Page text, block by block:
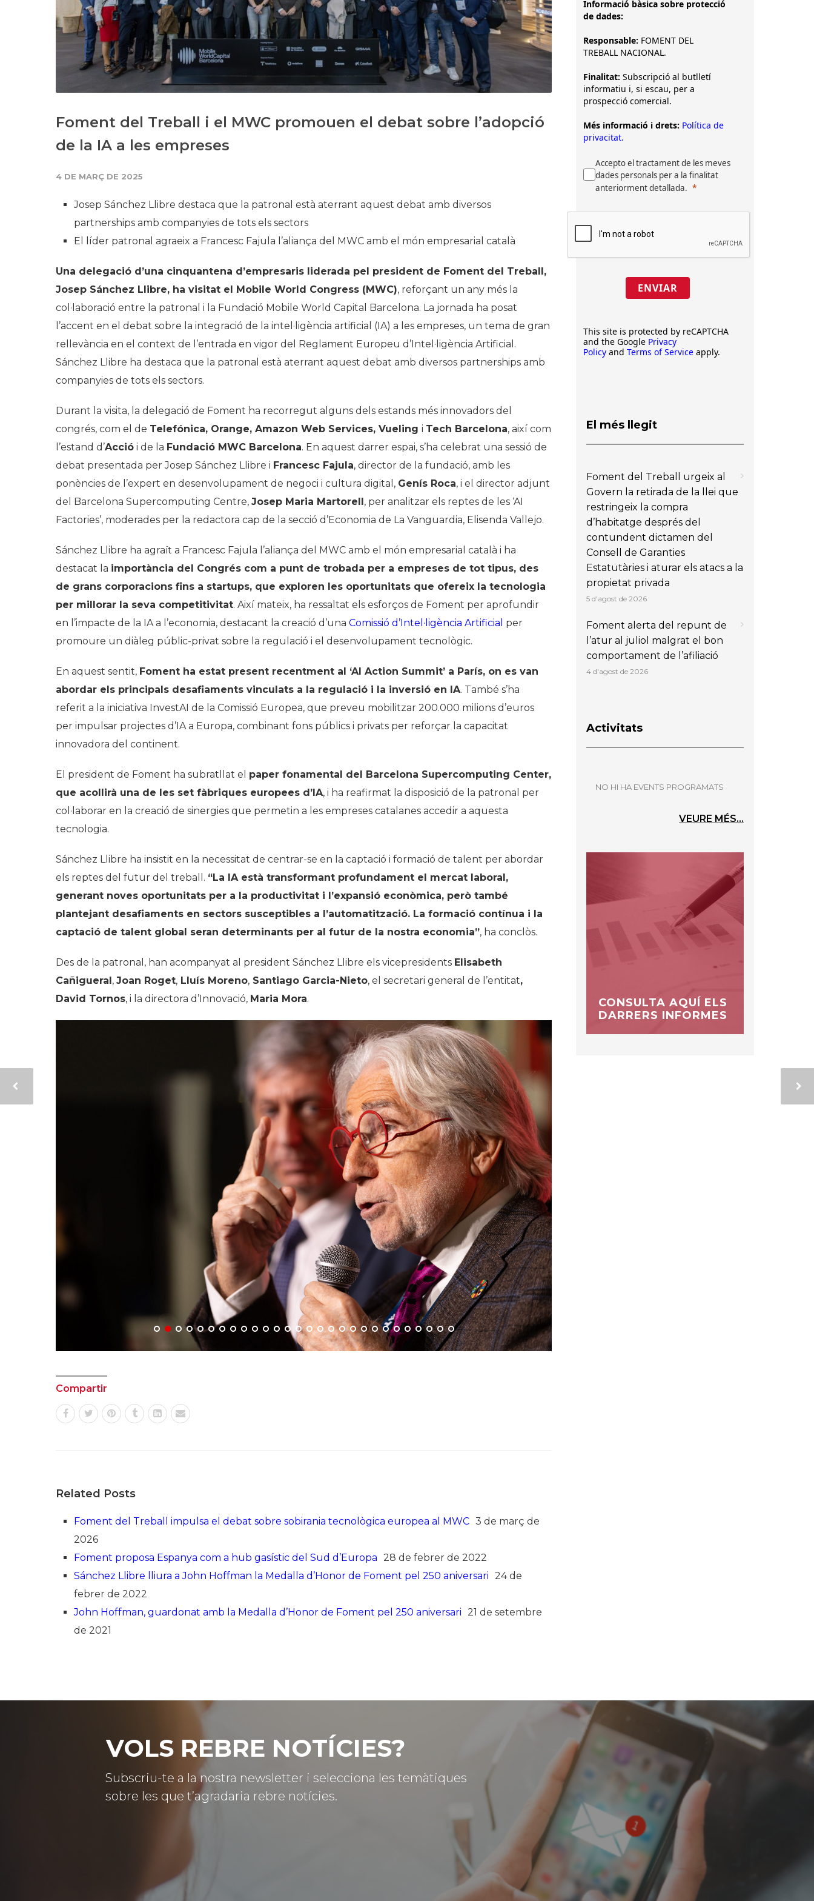
Història
Galeria de Presidents
Biblioteca Arxiu
Seu Social
Foment del Treball i el MWC promouen el debat sobre l’adopció
de la IA a les empreses
4 DE MARÇ DE 2025
Josep Sánchez Llibre destaca que la patronal està aterrant aquest debat amb diversos
partnerships amb companyies de tots els sectors
El líder patronal agraeix a Francesc Fajula l’aliança del MWC amb el món empresarial català
Una delegació d’una cinquantena d’empresaris liderada pel president de Foment del Treball,
Josep Sánchez Llibre, ha visitat el Mobile World Congress (MWC), reforçant un any més la
col·laboració entre la patronal i la Fundació Mobile World Capital Barcelona. La jornada ha posat
l’accent en el debat sobre la integració de la intel·ligència artificial (IA) a les empreses, un tema de gran
rellevància en el context de l’entrada en vigor del Reglament Europeu d’Intel·ligència Artificial.
Sánchez Llibre ha destaca que la patronal està aterrant aquest debat amb diversos partnerships amb
companyies de tots els sectors.
Durant la visita, la delegació de Foment ha recorregut alguns dels estands més innovadors del
congrés, com el de Telefónica, Orange, Amazon Web Services, Vueling i Tech Barcelona, així com
l’estand d’Acció i de la Fundació MWC Barcelona. En aquest darrer espai, s’ha celebrat una sessió de
debat presentada per Josep Sánchez Llibre i Francesc Fajula, director de la fundació, amb les
ponències de l’expert en desenvolupament de negoci i cultura digital, Genís Roca, i el director adjunt
del Barcelona Supercomputing Centre, Josep Maria Martorell, per analitzar els reptes de les ‘AI
Factories’, moderades per la redactora cap de la secció d’Economia de La Vanguardia, Elisenda Vallejo.
Sánchez Llibre ha agraït a Francesc Fajula l’aliança del MWC amb el món empresarial català i ha
destacat la importància del Congrés com a punt de trobada per a empreses de tot tipus, des
de grans corporacions fins a startups, que exploren les oportunitats que ofereix la tecnologia
per millorar la seva competitivitat. Així mateix, ha ressaltat els esforços de Foment per aprofundir
en l’impacte de la IA a l’economia, destacant la creació d’una Comissió d’Intel·ligència Artificial per
promoure un diàleg públic-privat sobre la regulació i el desenvolupament tecnològic.
En aquest sentit, Foment ha estat present recentment al ‘AI Action Summit’ a París, on es van
abordar els principals desafiaments vinculats a la regulació i la inversió en IA. També s’ha
referit a la iniciativa InvestAI de la Comissió Europea, que preveu mobilitzar 200.000 milions d’euros
per impulsar projectes d’IA a Europa, combinant fons públics i privats per reforçar la capacitat
innovadora del continent.
El president de Foment ha subratllat el paper fonamental del Barcelona Supercomputing Center,
que acollirà una de les set fàbriques europees d’IA, i ha reafirmat la disposició de la patronal per
col·laborar en la creació de sinergies que permetin a les empreses catalanes accedir a aquesta
tecnologia.
Sánchez Llibre ha insistit en la necessitat de centrar-se en la captació i formació de talent per abordar
els reptes del futur del treball. “La IA està transformant profundament el mercat laboral,
generant noves oportunitats per a la productivitat i l’expansió econòmica, però també
plantejant desafiaments en sectors susceptibles a l’automatització. La formació contínua i la
captació de talent global seran determinants per al futur de la nostra economia”, ha conclòs.
Des de la patronal, han acompanyat al president Sánchez Llibre els vicepresidents Elisabeth
Cañigueral, Joan Roget, Lluís Moreno, Santiago Garcia-Nieto, el secretari general de l’entitat,
David Tornos, i la directora d’Innovació, Maria Mora.
Compartir
Related Posts
Foment del Treball impulsa el debat sobre sobirania tecnològica europea al MWC 3 de març de
2026
Foment proposa Espanya com a hub gasístic del Sud d’Europa 28 de febrer de 2022
Sánchez Llibre lliura a John Hoffman la Medalla d’Honor de Foment pel 250 aniversari 24 de
febrer de 2022
John Hoffman, guardonat amb la Medalla d’Honor de Foment pel 250 aniversari 21 de setembre
de 2021
Informació bàsica sobre protecció
de dades:
Responsable: FOMENT DEL
TREBALL NACIONAL.
Finalitat: Subscripció al butlletí
informatiu i, si escau, per a
prospecció comercial.
Més informació i drets: Política de
privacitat.
Accepto el tractament de les meves
dades personals per a la finalitat
anteriorment detallada.
ENVIAR
This site is protected by reCAPTCHA
and the Google Privacy
Policy and Terms of Service apply.
El més llegit
Foment del Treball urgeix al
Govern la retirada de la llei que
restringeix la compra
d’habitatge després del
contundent dictamen del
Consell de Garanties
Estatutàries i aturar els atacs a la
propietat privada
5 d'agost de 2026
Foment alerta del repunt de
l’atur al juliol malgrat el bon
comportament de l’afiliació
4 d'agost de 2026
Activitats
NO HI HA EVENTS PROGRAMATS
VEURE MÉS...
CONSULTA AQUÍ ELS
DARRERS INFORMES
VOLS REBRE NOTÍCIES?
Subscriu-te a la nostra newsletter i selecciona les temàtiques
sobre les que t’agradaria rebre notícies.